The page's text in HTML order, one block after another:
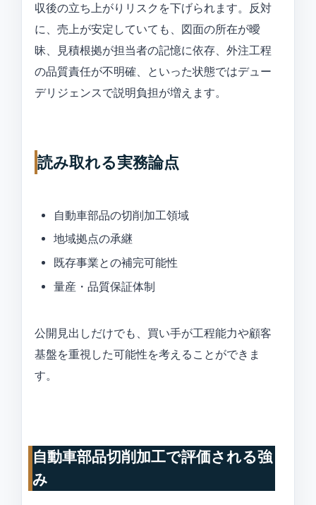
収後の立ち上がりリスクを下げられます。反対
に、売上が安定していても、図面の所在が曖
昧、見積根拠が担当者の記憶に依存、外注工程
の品質責任が不明確、といった状態ではデュー
デリジェンスで説明負担が増えます。
読み取れる実務論点
自動車部品の切削加工領域
地域拠点の承継
既存事業との補完可能性
量産・品質保証体制
公開見出しだけでも、買い手が工程能力や顧客
基盤を重視した可能性を考えることができま
す。
自動車部品切削加工で評価される強
み